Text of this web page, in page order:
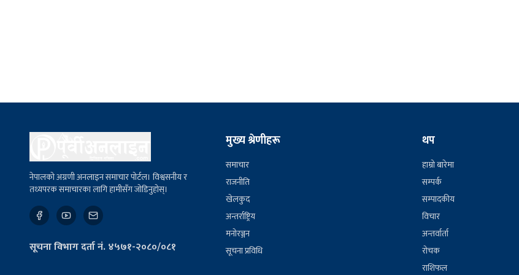
नेपालको अग्रणी अनलाइन समाचार पोर्टल। विश्वसनीय र
तथ्यपरक समाचारका लागि हामीसँग जोडिनुहोस्।
सूचना विभाग दर्ता नं. ४५७१-२०८०/०८१
मुख्य श्रेणीहरू
समाचार
राजनीति
खेलकुद
अन्तर्राष्ट्रिय
मनोरञ्जन
सूचना प्रविधि
थप
हाम्रो बारेमा
सम्पर्क
सम्पादकीय
विचार
अन्तर्वार्ता
रोचक
राशिफल